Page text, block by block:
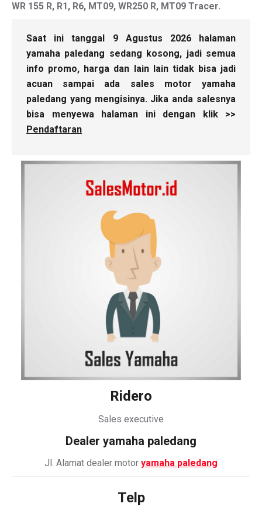
WR 155 R, R1, R6, MT09, WR250 R, MT09 Tracer.
Saat ini tanggal 9 Agustus 2026 halaman
yamaha paledang sedang kosong, jadi semua
info promo, harga dan lain lain tidak bisa jadi
acuan sampai ada sales motor yamaha
paledang yang mengisinya. Jika anda salesnya
bisa menyewa halaman ini dengan klik >>
Pendaftaran
Ridero
Sales executive
Dealer yamaha paledang
Jl. Alamat dealer motor yamaha paledang
Telp